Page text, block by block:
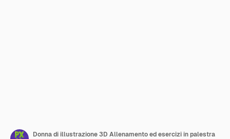
Donna di illustrazione 3D Allenamento ed esercizi in palestra